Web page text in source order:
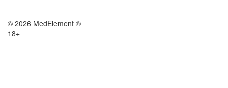
© 2026 MedElement ®
18+